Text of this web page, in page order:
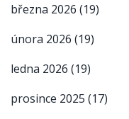
března 2026 (19)
února 2026 (19)
ledna 2026 (19)
prosince 2025 (17)